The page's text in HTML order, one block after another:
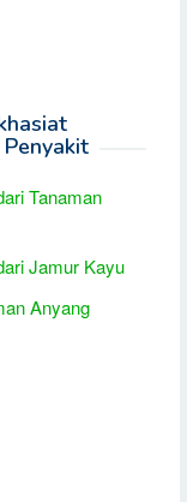
Tanaman
Jamur Kayu
Anyang